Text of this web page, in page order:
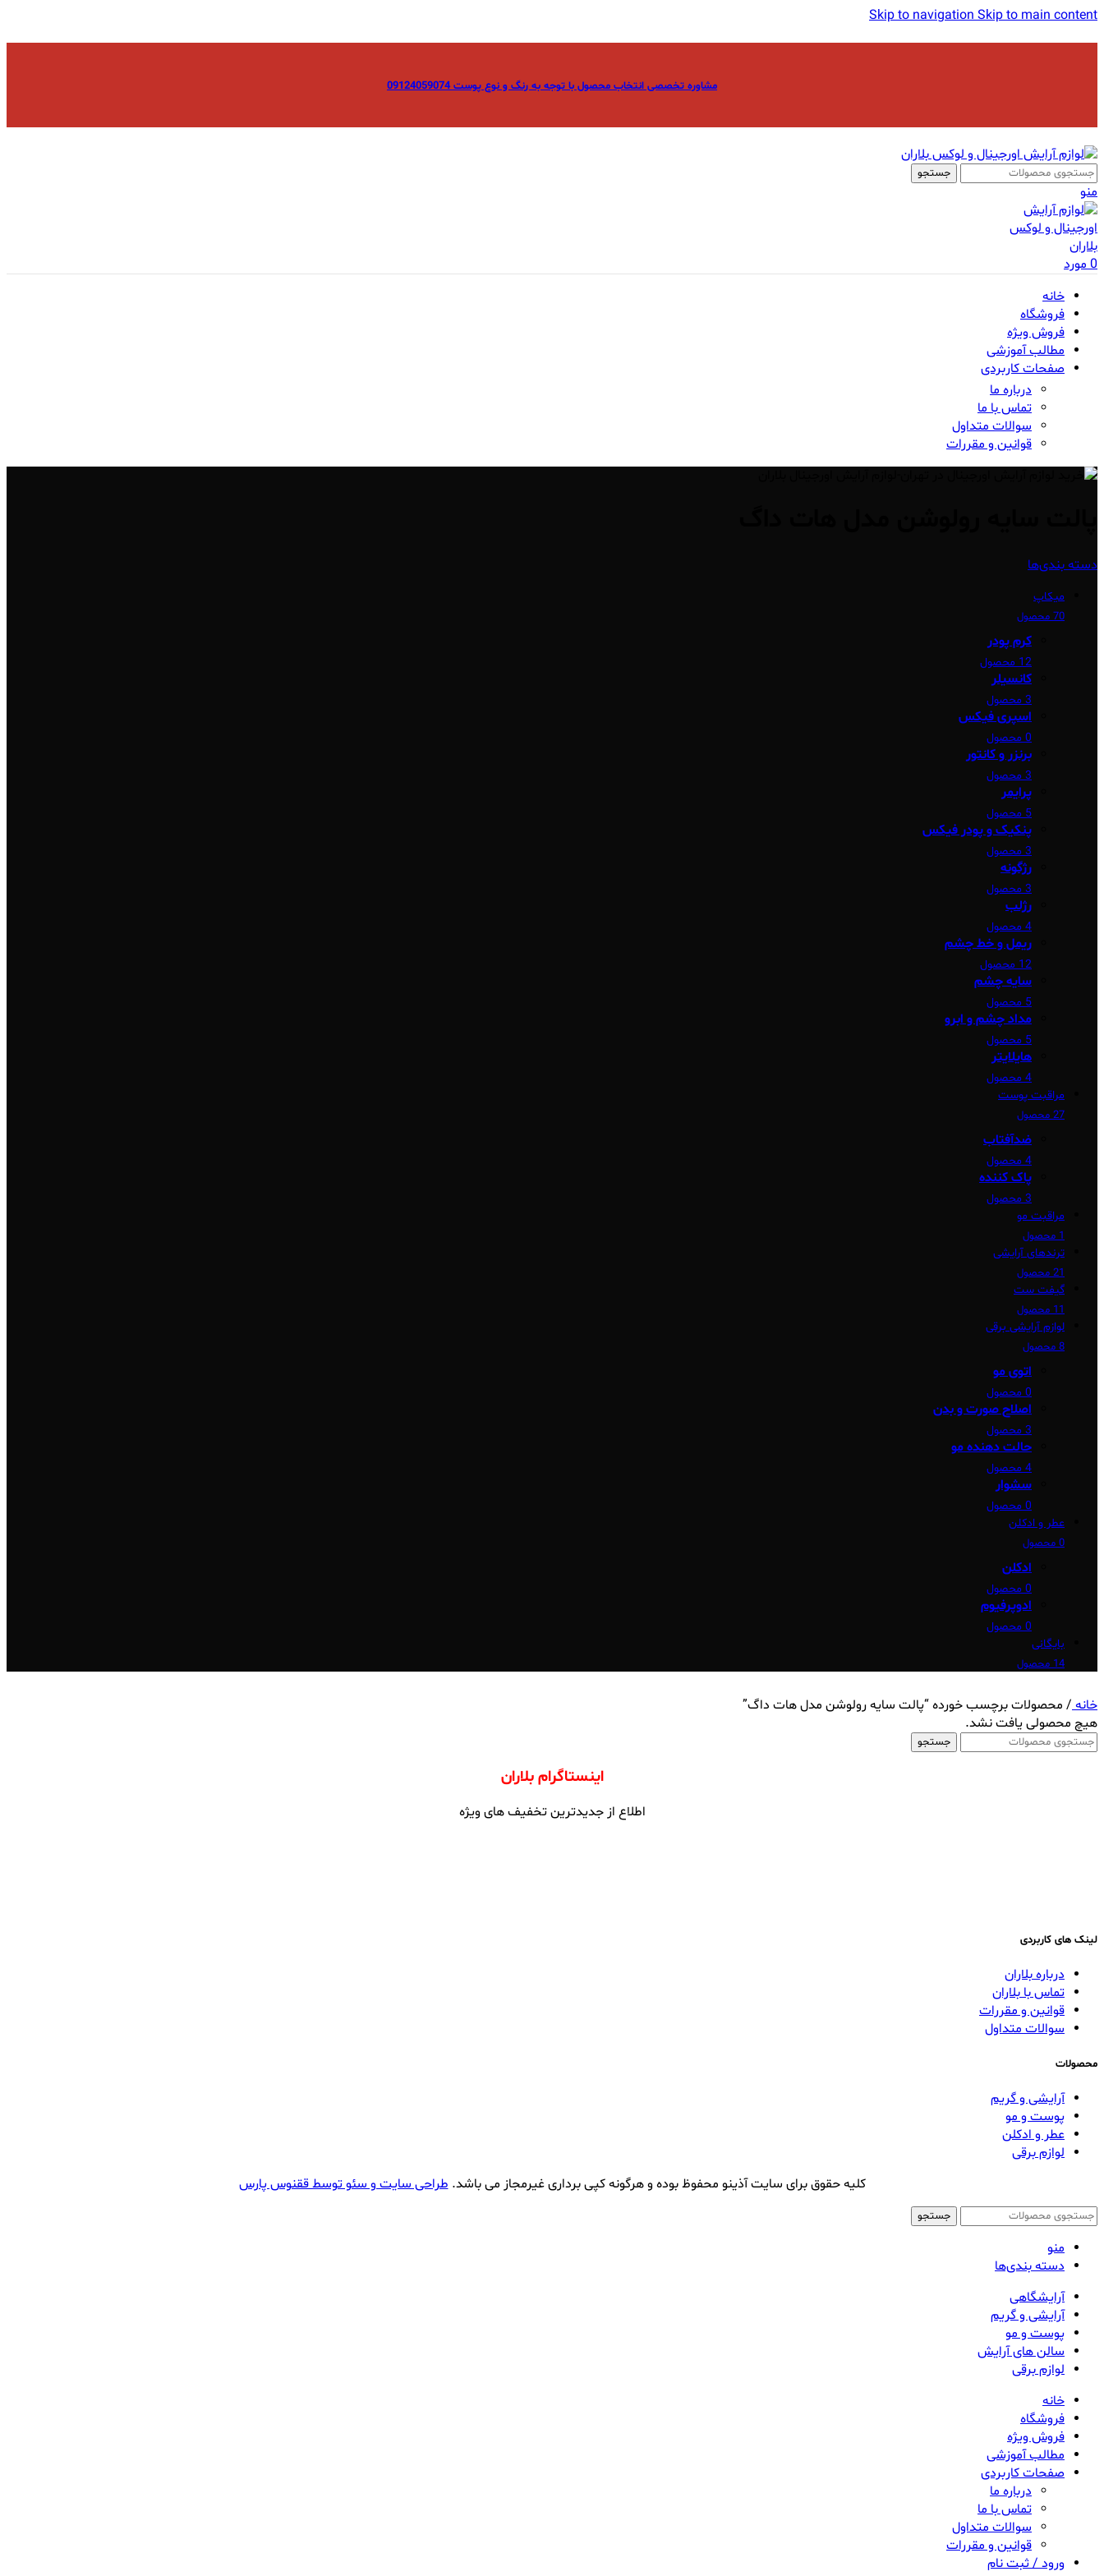
Skip to navigationSkip to main content
مشاوره تخصصی انتخاب محصول با توجه به رنگ و نوع پوست 09124059074
جستجو
منو
0مورد
خانه
فروشگاه
فروش ویژه
مطالب آموزشی
صفحات کاربردی
درباره ما
تماس با ما
سوالات متداول
قوانین و مقررات
دسته بندی‌ها
میکاپ
70 محصول
کرم پودر
12 محصول
کانسیلر
3 محصول
اسپری فیکس
0 محصول
برنزر و کانتور
3 محصول
پرایمر
5 محصول
پنکیک و پودر فیکس
3 محصول
رژگونه
3 محصول
رژلب
4 محصول
ریمل و خط چشم
12 محصول
سایه چشم
5 محصول
مداد چشم و ابرو
5 محصول
هایلایتر
4 محصول
مراقبت پوست
27 محصول
ضدآفتاب
4 محصول
پاک کننده
3 محصول
مراقبت مو
1 محصول
ترندهای آرایشی
21 محصول
گیفت ست
11 محصول
لوازم آرایشی برقی
8 محصول
اتوی مو
0 محصول
اصلاح صورت و بدن
3 محصول
حالت دهنده مو
4 محصول
سشوار
0 محصول
عطر و ادکلن
0 محصول
ادکلن
0 محصول
ادوپرفیوم
0 محصول
بایگانی
14 محصول
خانه/ محصولات برچسب خورده “پالت سایه رولوشن مدل هات داگ”
هیچ محصولی یافت نشد.
جستجو
اینستاگرام بلاران
اطلاع از جدیدترین تخفیف های ویژه
لینک های کاربردی
درباره بلاران
تماس با بلاران
قوانین و مقررات
سوالات متداول
محصولات
آرایشی و گریم
پوست و مو
عطر و ادکلن
لوازم برقی
کلیه حقوق برای سایت آذینو محفوظ بوده و هرگونه کپی برداری غیرمجاز می باشد.طراحی سایت و سئو توسط ققنوس پارس
جستجو
منو
دسته بندی‌ها
آرایشگاهی
آرایشی و گریم
پوست و مو
سالن های آرایش
لوازم برقی
خانه
فروشگاه
فروش ویژه
مطالب آموزشی
صفحات کاربردی
درباره ما
تماس با ما
سوالات متداول
قوانین و مقررات
ورود / ثبت نام